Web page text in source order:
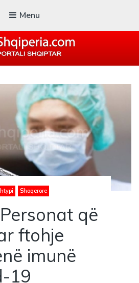
Menu
Shoqerore
që
ftohje
imunë
19